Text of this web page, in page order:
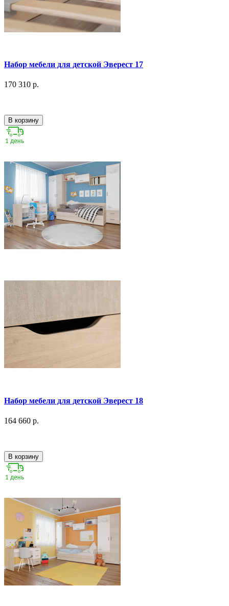
Набор мебели для детской Эверест 17
170 310 р.
В корзину
Набор мебели для детской Эверест 18
164 660 р.
В корзину